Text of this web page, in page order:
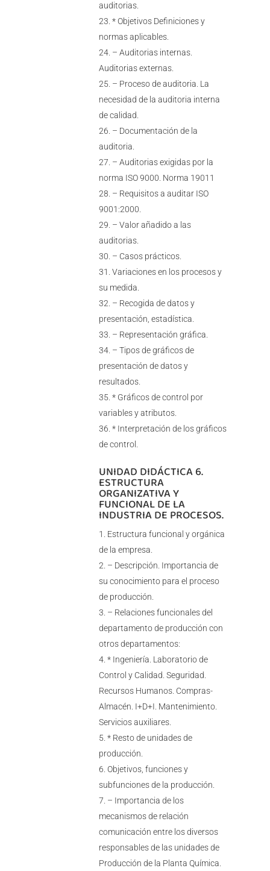
auditorias.
* Objetivos Definiciones y
normas aplicables.
– Auditorias internas.
Auditorias externas.
– Proceso de auditoria. La
necesidad de la auditoria interna
de calidad.
– Documentación de la
auditoria.
– Auditorias exigidas por la
norma ISO 9000. Norma 19011
– Requisitos a auditar ISO
9001:2000.
– Valor añadido a las
auditorias.
– Casos prácticos.
Variaciones en los procesos y
su medida.
– Recogida de datos y
presentación, estadística.
– Representación gráfica.
– Tipos de gráficos de
presentación de datos y
resultados.
* Gráficos de control por
variables y atributos.
* Interpretación de los gráficos
de control.
UNIDAD DIDÁCTICA 6.
ESTRUCTURA
ORGANIZATIVA Y
FUNCIONAL DE LA
INDUSTRIA DE PROCESOS.
Estructura funcional y orgánica
de la empresa.
– Descripción. Importancia de
su conocimiento para el proceso
de producción.
– Relaciones funcionales del
departamento de producción con
otros departamentos:
* Ingeniería. Laboratorio de
Control y Calidad. Seguridad.
Recursos Humanos. Compras-
Almacén. I+D+I. Mantenimiento.
Servicios auxiliares.
* Resto de unidades de
producción.
Objetivos, funciones y
subfunciones de la producción.
– Importancia de los
mecanismos de relación
comunicación entre los diversos
responsables de las unidades de
Producción de la Planta Química.